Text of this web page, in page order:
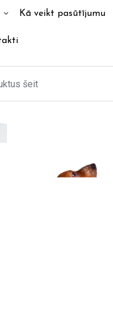
Kā veikt pasūtījumu